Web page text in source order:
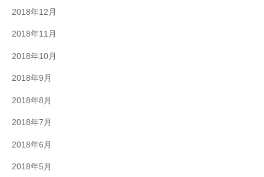
2018年12月
2018年11月
2018年10月
2018年9月
2018年8月
2018年7月
2018年6月
2018年5月